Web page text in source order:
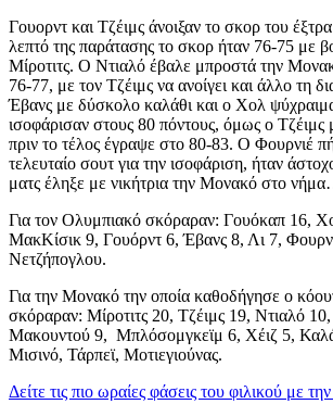
Γουορντ και Τζέιμς άνοιξαν το σκορ του
λεπτό της παράτασης το σκορ ήταν 76-75 με
Μίροτιτς. Ο Ντιαλό έβαλε μπροστά την
76-77, με τον Τζέιμς να ανοίγει και άλλο τη
Έβανς με δύσκολο καλάθι και ο Χολ
ισοφάρισαν στους 80 πόντους, όμως ο Τζέιμς
πριν το τέλος έγραψε στο 80-83. Ο Φουρνιέ
τελευταίο σουτ για την ισοφάριση, ήταν
ματς έληξε με νικήτρια την Μονακό στο
Για τον Ολυμπιακό σκόραραν: Γουόκαπ 16,
ΜακΚίσικ 9, Γουόρντ 6, Έβανς 8, Λι 7,
Νετζήπογλου.
Για την Μονακό την οποία καθοδήγησε ο
σκόραραν: Μίροτιτς 20, Τζέιμς 19, Ντιαλό 10,
Μακουντού 9, Μπλόσομγκεϊμ 6, Χέιζ 5,
Μισινό, Τάρπεϊ, Μοτιεγιούνας.
Δείτε τις πιο ωραίες φάσεις του φιλικού με